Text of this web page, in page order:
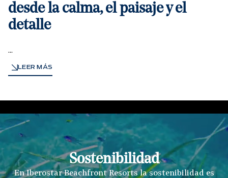
desde la calma, el paisaje y el
detalle
...
LEER MÁS
Sostenibilidad
En Iberostar Beachfront Resorts la sostenibilidad es